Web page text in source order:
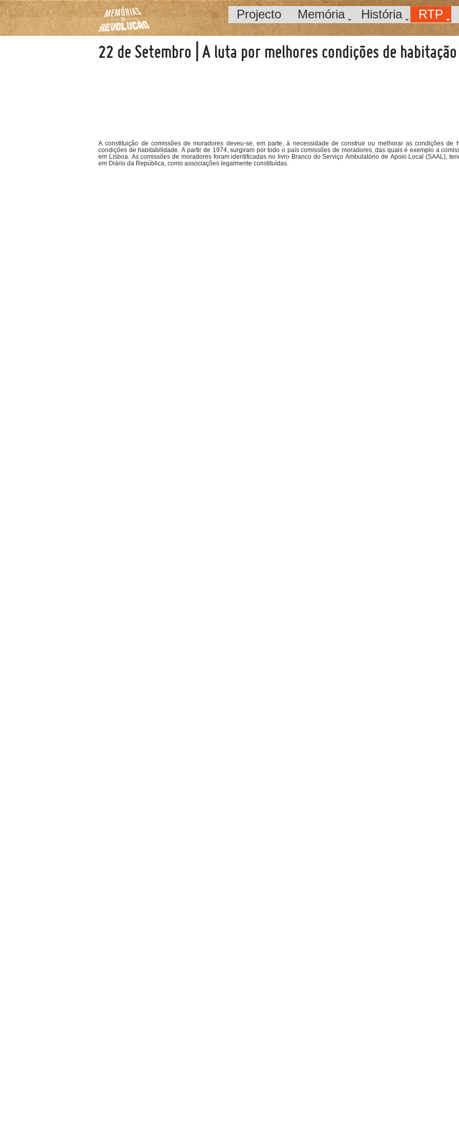
Projecto Memória História RTP
22 de Setembro | A luta por melhores condições de habitação
A constituição de comissões de moradores deveu-se, em parte, à necessidade de construir ou melhorar as condições de
condições de habitabilidade. A partir de 1974, surgiram por todo o país comissões de moradores, das quais é exemplo a
em Lisboa. As comissões de moradores foram identificadas no livro Branco do Serviço Ambulatório de Apoio Local (SAAL),
em Diário da República, como associações legalmente constituídas.